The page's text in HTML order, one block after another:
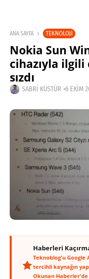
ANA SAYFA TEKNOLOJI
Nokia Sun
cihazıyla
sızdı
SABRI KÜSTÜR 6 EKIM
Haberleri
Teknoblog'u Google
tercihli kaynağın
Okunan Haberler'de